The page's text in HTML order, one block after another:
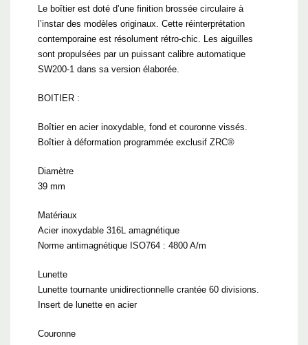
Le boîtier est doté d’une finition brossée circulaire à
l’instar des modèles originaux. Cette réinterprétation
contemporaine est résolument rétro-chic. Les aiguilles
sont propulsées par un puissant calibre automatique
SW200-1 dans sa version élaborée.
BOITIER :
Boîtier en acier inoxydable, fond et couronne vissés.
Boîtier à déformation programmée exclusif ZRC®
Diamètre
39 mm
Matériaux
Acier inoxydable 316L amagnétique
Norme antimagnétique ISO764 : 4800 A/m
Lunette
Lunette tournante unidirectionnelle crantée 60 divisions.
Insert de lunette en acier
Couronne